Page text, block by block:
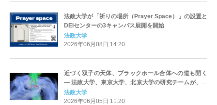
法政大学が「祈りの場所（Prayer Space）」の設置と
DEIセンターの3キャンパス展開を開始
法政大学
2026年06月08日 14:20
近づく双子の天体、ブラックホール合体への道も開く
― 法政大学、東京大学、北京大学の研究チームが、連
星の軌道進化のシナリオを提案 ―
法政大学
2026年06月05日 11:20